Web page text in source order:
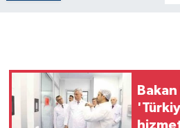
GENEL
GÜNDEM